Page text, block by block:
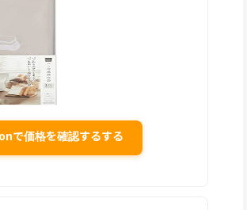
で価格を確認するする